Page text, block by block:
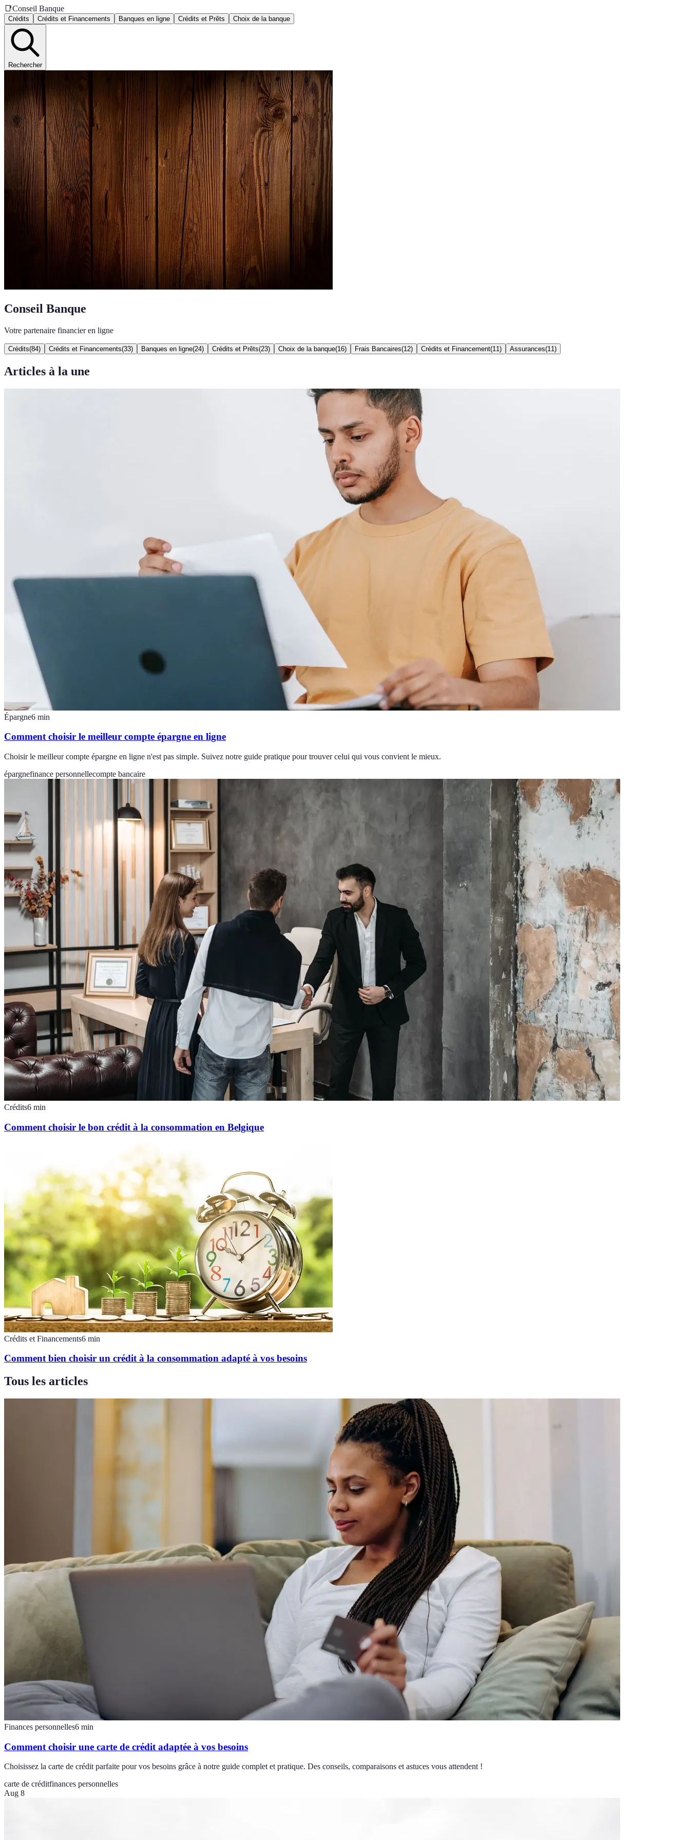
📑Conseil Banque
Crédits Crédits et Financements Banques en ligne Crédits et Prêts Choix de la banque
Rechercher
Conseil Banque
Votre partenaire financier en ligne
Crédits(84) Crédits et Financements(33) Banques en ligne(24) Crédits et Prêts(23) Choix de la banque(16) Frais Bancaires(12) Crédits et Financement(11 ) Assurances(11 )
Articles à la une
Épargne6 min
Comment choisir le meilleur compte épargne en ligne
Choisir le meilleur compte épargne en ligne n'est pas simple. Suivez notre guide pratique pour trouver celui qui vous convient le mieux.
épargnefinance personnellecompte bancaire
Crédits6 min
Comment choisir le bon crédit à la consommation en Belgique
Crédits et Financements6 min
Comment bien choisir un crédit à la consommation adapté à vos besoins
Tous les articles
Finances personnelles6 min
Comment choisir une carte de crédit adaptée à vos besoins
Choisissez la carte de crédit parfaite pour vos besoins grâce à notre guide complet et pratique. Des conseils, comparaisons et astuces vous attendent !
carte de créditfinances personnelles
Aug 8